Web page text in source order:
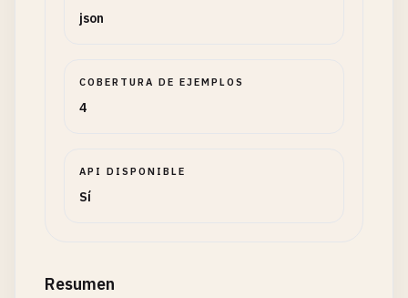
json
COBERTURA DE EJEMPLOS
4
API DISPONIBLE
Sí
Resumen